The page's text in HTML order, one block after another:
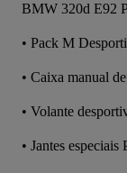
BMW 320d E92
•⁠ Pack M
•⁠ ⁠Caixa manual
•⁠ ⁠Volante
•⁠ ⁠Jantes